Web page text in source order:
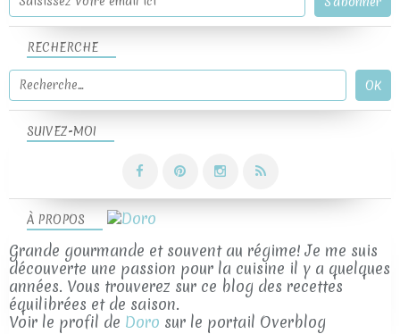
SUIVEZ-MOI
RECHERCHE
À PROPOS
Grande gourmande et souvent au régime! Je me suis
découverte une passion pour la cuisine il y a quelques
années. Vous trouverez sur ce blog des recettes
équilibrées et de saison.
Voir le profil de Doro sur le portail Overblog